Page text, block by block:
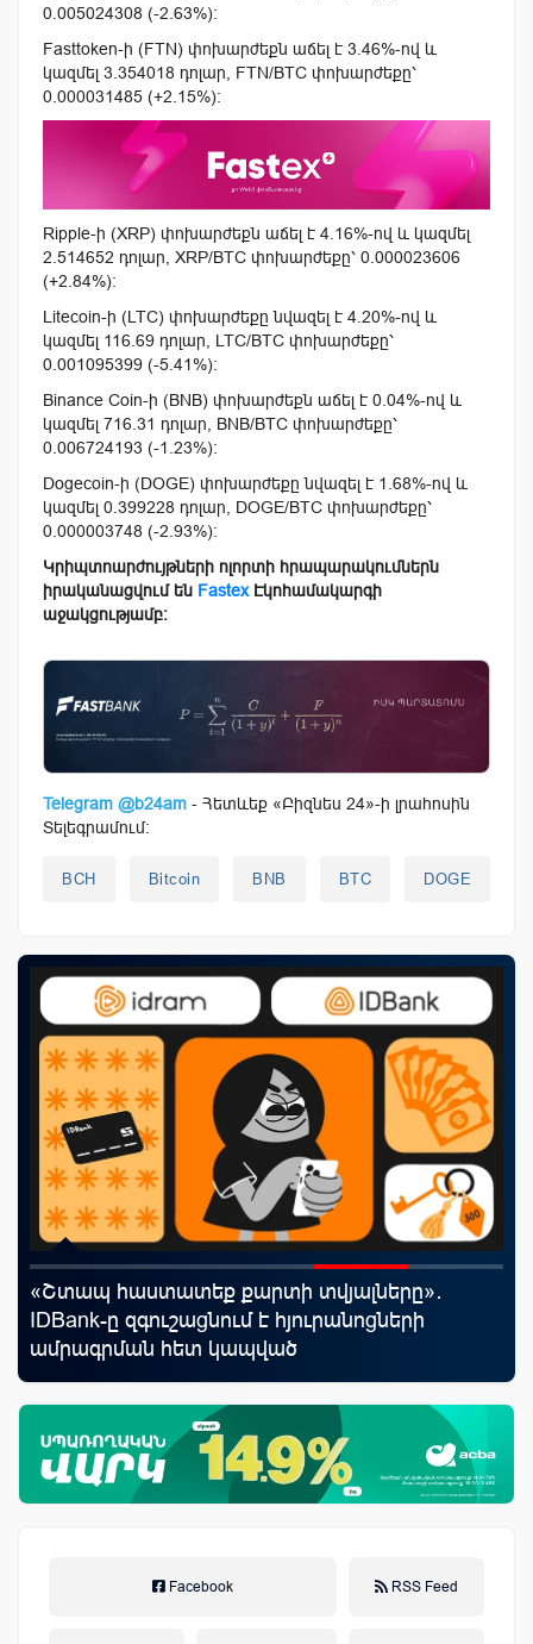
0.005024308 (-2.63%):
Fasttoken-ի (FTN) փոխարժեքն աճել է 3.46%-ով և
կազմել 3.354018 դոլար, FTN/BTC փոխարժեքը՝
0.000031485 (+2.15%):
Ripple-ի (XRP) փոխարժեքն աճել է 4.16%-ով և կազմել
2.514652 դոլար, XRP/BTC փոխարժեքը՝ 0.000023606
(+2.84%):
Litecoin-ի (LTC) փոխարժեքը նվազել է 4.20%-ով և
կազմել 116.69 դոլար, LTC/BTC փոխարժեքը՝
0.001095399 (-5.41%):
Binance Coin-ի (BNB) փոխարժեքն աճել է 0.04%-ով և
կազմել 716.31 դոլար, BNB/BTC փոխարժեքը՝
0.006724193 (-1.23%):
Dogecoin-ի (DOGE) փոխարժեքը նվազել է 1.68%-ով և
կազմել 0.399228 դոլար, DOGE/BTC փոխարժեքը՝
0.000003748 (-2.93%):
Կրիպտոարժույթների ոլորտի հրապարակումներն
իրականացվում են FastexԷկոհամակարգի
աջակցությամբ:
Telegram @b24am - Հետևեք «Բիզնես 24»-ի լրահոսին
Տելեգրամում:
BCH Bitcoin BNB BTC DOGE
«Շտապ հաստատեք քարտի տվյալները»․
IDBank-ը զգուշացնում է հյուրանոցների
ամրագրման հետ կապված
զեղծարարությունների մասին
Facebook RSS Feed